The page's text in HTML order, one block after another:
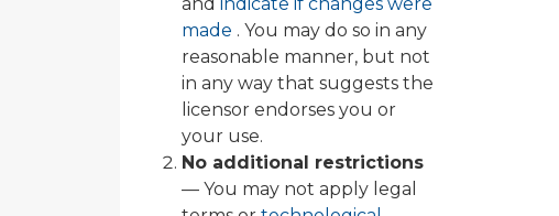
and indicate if changes were
made . You may do so in any
reasonable manner, but not
in any way that suggests the
licensor endorses you or
your use.
No additional restrictions
— You may not apply legal